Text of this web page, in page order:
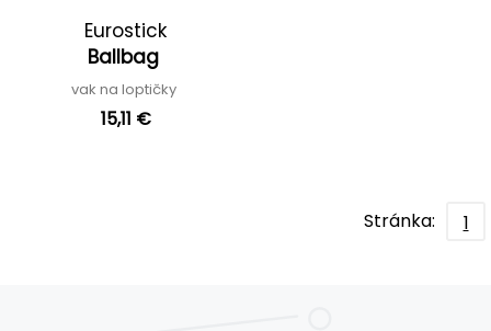
Eurostick
Ballbag
vak na loptičky
15,11 €
Stránka: 1